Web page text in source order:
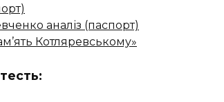
аналіз (паспорт)
Котляревському»